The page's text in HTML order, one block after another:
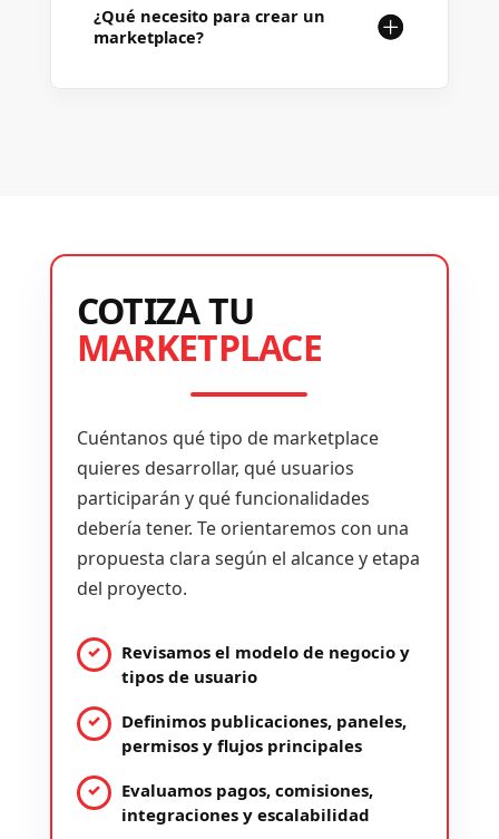
¿Qué necesito para crear un
marketplace?
COTIZA TU
MARKETPLACE
Cuéntanos qué tipo de marketplace
quieres desarrollar, qué usuarios
participarán y qué funcionalidades
debería tener. Te orientaremos con una
propuesta clara según el alcance y etapa
del proyecto.
Revisamos el modelo de negocio y
tipos de usuario
Definimos publicaciones, paneles,
permisos y flujos principales
Evaluamos pagos, comisiones,
integraciones y escalabilidad